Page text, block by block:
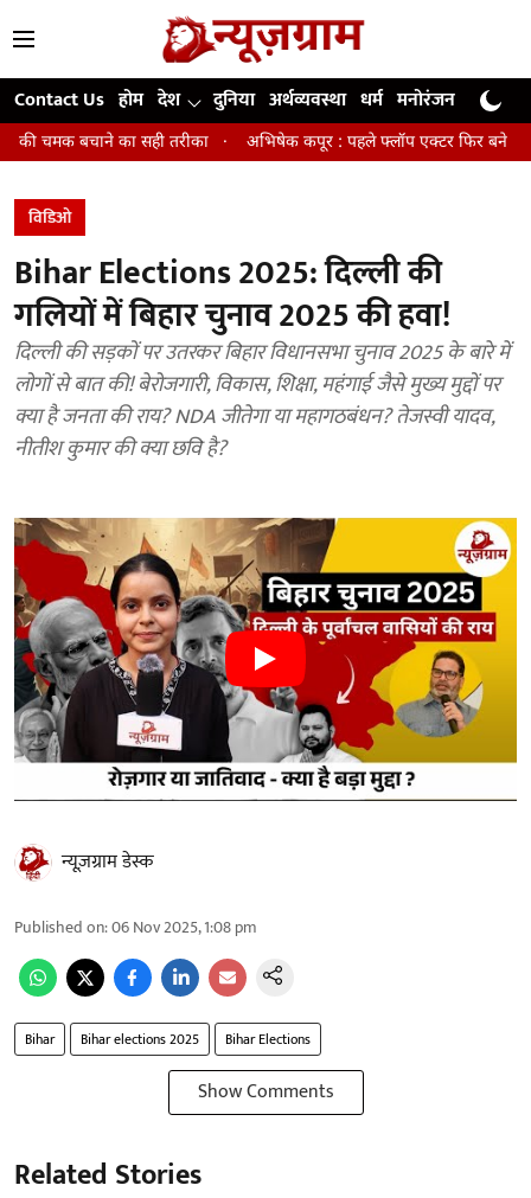
Contact Us होम देश दुनिया अर्थव्यवस्था धर्म मनोरंजन खेल
तरीका अभिषेक कपूर : पहले फ्लॉप एक्टर फिर बने अवॉर्ड विनिंग डायरेक्टर
विडिओ
Bihar Elections 2025: दिल्ली की
गलियों में बिहार चुनाव 2025 की हवा!
दिल्ली की सड़कों पर उतरकर बिहार विधानसभा चुनाव 2025 के बारे में
लोगों से बात की! बेरोजगारी, विकास, शिक्षा, महंगाई जैसे मुख्य मुद्दों पर
क्या है जनता की राय? NDA जीतेगा या महागठबंधन? तेजस्वी यादव,
नीतीश कुमार की क्या छवि है?
न्यूज़ग्राम डेस्क
Published on:06 Nov 2025, 1:08 pm
Bihar Bihar elections 2025 Bihar Elections
Show Comments
Related Stories